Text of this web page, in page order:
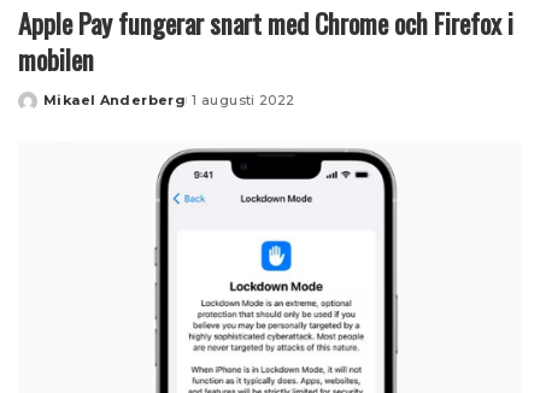
Apple Pay fungerar snart med Chrome och Firefox i
mobilen
Posted
Mikael Anderberg 1 augusti 2022